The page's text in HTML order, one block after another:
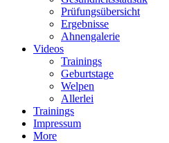
Prüfungsübersicht
Ergebnisse
Ahnengalerie
Videos
Trainings
Geburtstage
Welpen
Allerlei
Trainings
Impressum
More